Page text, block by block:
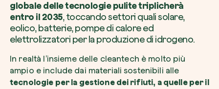
globale delle tecnologie pulite triplicherà
entro il 2035, toccando settori quali solare,
eolico, batterie, pompe di calore ed
elettrolizzatori per la produzione di idrogeno.
In realtà l’insieme delle cleantech è molto più
ampio e include dai materiali sostenibili alle
tecnologie per la gestione dei rifiuti, a quelle per il
Farti un giro sul nostro magazine